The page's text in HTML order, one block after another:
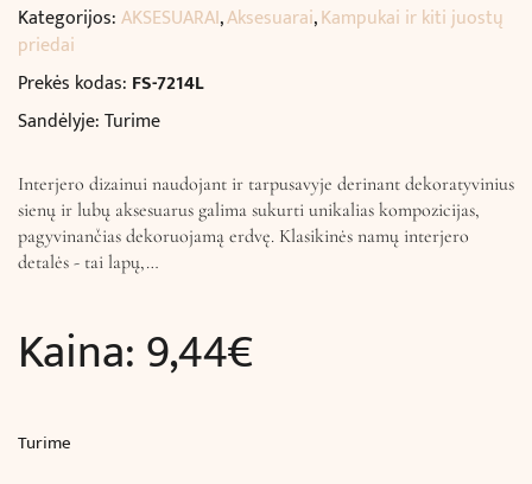
Kategorijos:AKSESUARAI,Aksesuarai,Kampukai ir kiti juostų
priedai
Prekės kodas: FS-7214L
Sandėlyje: Turime
Interjero dizainui naudojant ir tarpusavyje derinant dekoratyvinius
sienų ir lubų aksesuarus galima sukurti unikalias kompozicijas,
pagyvinančias dekoruojamą erdvę. Klasikinės namų interjero
detalės - tai lapų,…
Kaina:9,44€
Turime